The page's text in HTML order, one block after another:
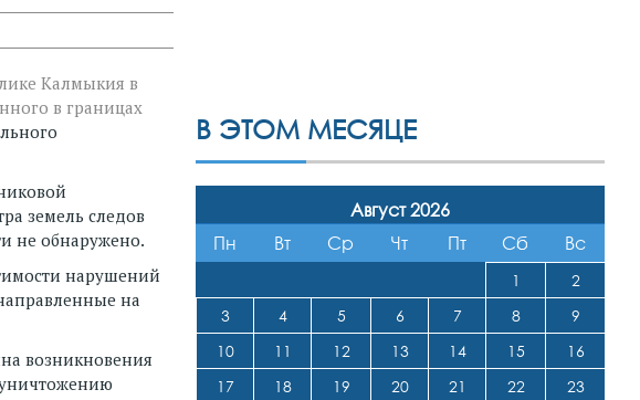
Калмыкия в
в границах
земель следов
не обнаружено.
нарушений
на
возникновения
В ЭТОМ МЕСЯЦЕ
Август 2026
Пн
Вт Ср Чт Пт Сб Вс
1
2
3
4 5 6 7 8
9
10
11 12 13 14 15
16
17
18 19 20 21 22
23